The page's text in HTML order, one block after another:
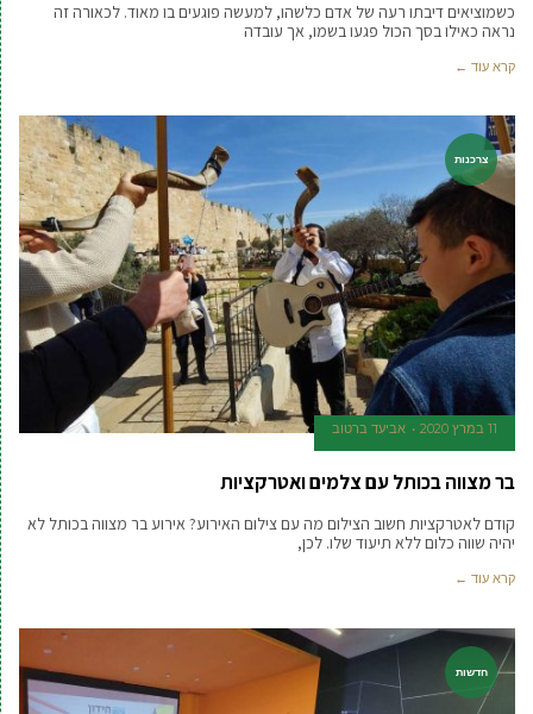
כשמוציאים דיבתו רעה של אדם כלשהו, למעשה פוגעים בו מאוד. לכאורה זה
נראה כאילו בסך הכול פגעו בשמו, אך עובדה
קרא עוד ←
צרכנות
11 במרץ 2020 אביעד ברטוב
בר מצווה בכותל עם צלמים ואטרקציות
קודם לאטרקציות חשוב הצילום מה עם צילום האירוע? אירוע בר מצווה בכותל לא
יהיה שווה כלום ללא תיעוד שלו. לכן,
קרא עוד ←
חדשות